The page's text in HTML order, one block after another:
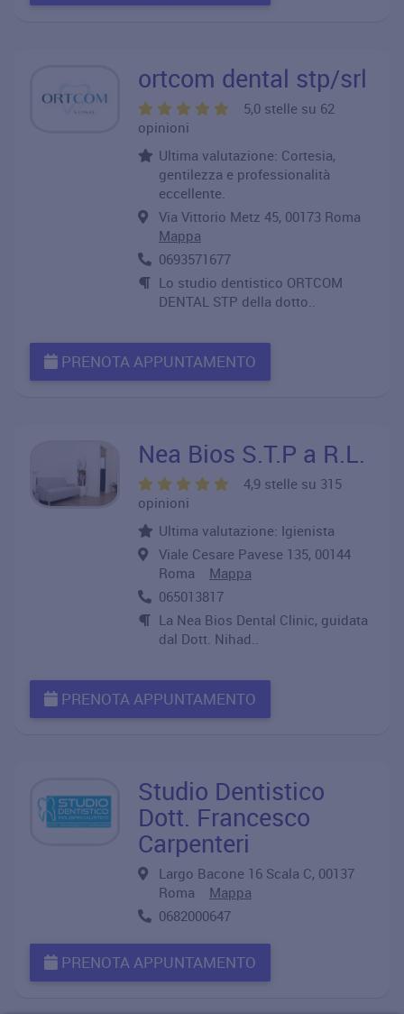
ortcom dental stp/srl
5,0 stelle su 62
opinioni
Ultima valutazione: Cortesia,
gentilezza e professionalità
eccellente.
Via Vittorio Metz 45, 00173 Roma
Mappa
0693571677
Lo studio dentistico ORTCOM
DENTAL STP della dotto..
PRENOTA APPUNTAMENTO
Nea Bios S.T.P a R.L.
4,9 stelle su 315
opinioni
Ultima valutazione: Igienista
Viale Cesare Pavese 135, 00144
Roma Mappa
065013817
La Nea Bios Dental Clinic, guidata
dal Dott. Nihad..
PRENOTA APPUNTAMENTO
Studio Dentistico
Dott. Francesco
Carpenteri
Largo Bacone 16 Scala C, 00137
Roma Mappa
0682000647
PRENOTA APPUNTAMENTO